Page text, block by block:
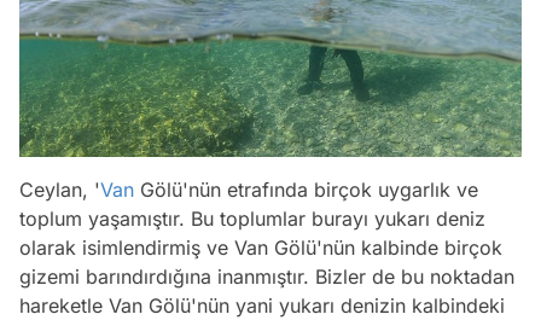
Ceylan, 'Van Gölü'nün etrafında birçok uygarlık ve
toplum yaşamıştır. Bu toplumlar burayı yukarı deniz
olarak isimlendirmiş ve Van Gölü'nün kalbinde birçok
gizemi barındırdığına inanmıştır. Bizler de bu noktadan
hareketle Van Gölü'nün yani yukarı denizin kalbindeki